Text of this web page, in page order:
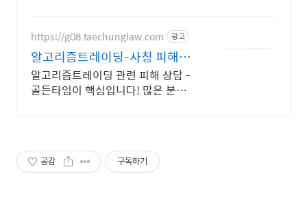
https://g08.taechunglaw.com 광고
알고리즘트레이딩-사칭 피해금
을 지킬 마지막 기회
알고리즘트레이딩 관련 피해 상담 -
골든타임이 핵심입니다! 많은 분들
공감 구독하기